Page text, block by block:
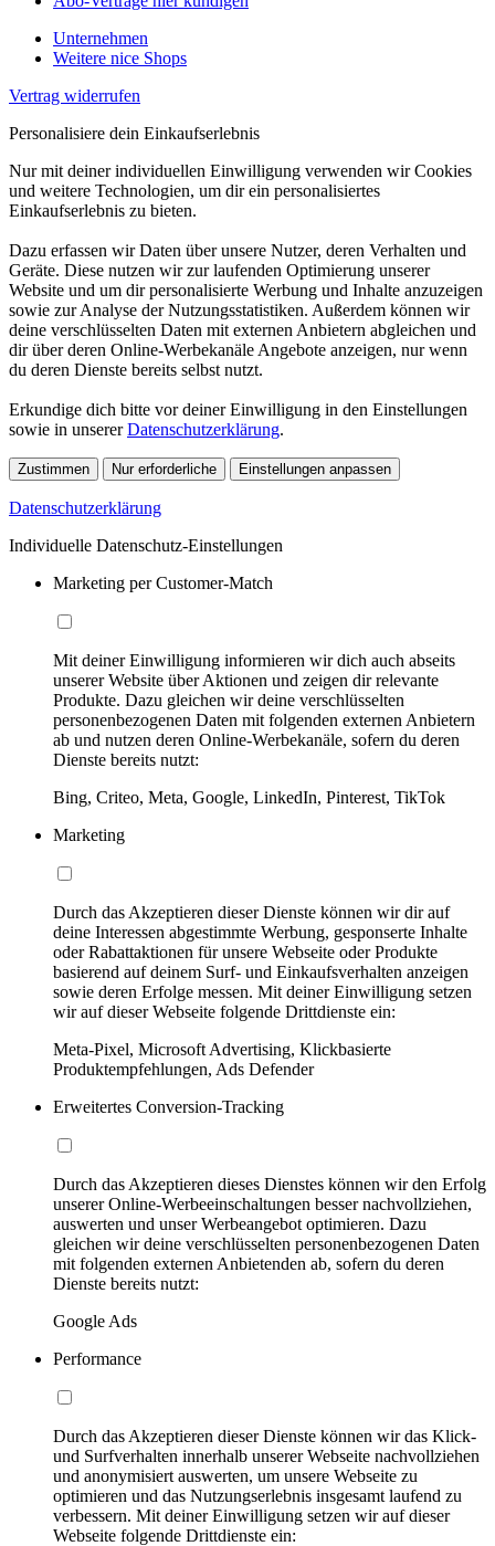
Unternehmen
Weitere nice Shops
Vertrag widerrufen
Personalisiere dein Einkaufserlebnis
Nur mit deiner individuellen Einwilligung verwenden wir Cookies
und weitere Technologien, um dir ein personalisiertes
Einkaufserlebnis zu bieten.
Dazu erfassen wir Daten über unsere Nutzer, deren Verhalten und
Geräte. Diese nutzen wir zur laufenden Optimierung unserer
Website und um dir personalisierte Werbung und Inhalte anzuzeigen
sowie zur Analyse der Nutzungsstatistiken. Außerdem können wir
deine verschlüsselten Daten mit externen Anbietern abgleichen und
dir über deren Online-Werbekanäle Angebote anzeigen, nur wenn
du deren Dienste bereits selbst nutzt.
Erkundige dich bitte vor deiner Einwilligung in den Einstellungen
sowie in unsererDatenschutzerklärung.
Zustimmen Nur erforderliche Einstellungen anpassen
Datenschutzerklärung
Individuelle Datenschutz-Einstellungen
Marketing per Customer-Match
Mit deiner Einwilligung informieren wir dich auch abseits
unserer Website über Aktionen und zeigen dir relevante
Produkte. Dazu gleichen wir deine verschlüsselten
personenbezogenen Daten mit folgenden externen Anbietern
ab und nutzen deren Online-Werbekanäle, sofern du deren
Dienste bereits nutzt:
Bing, Criteo, Meta, Google, LinkedIn, Pinterest, TikTok
Marketing
Durch das Akzeptieren dieser Dienste können wir dir auf
deine Interessen abgestimmte Werbung, gesponserte Inhalte
oder Rabattaktionen für unsere Webseite oder Produkte
basierend auf deinem Surf- und Einkaufsverhalten anzeigen
sowie deren Erfolge messen. Mit deiner Einwilligung setzen
wir auf dieser Webseite folgende Drittdienste ein:
Meta-Pixel, Microsoft Advertising, Klickbasierte
Produktempfehlungen, Ads Defender
Erweitertes Conversion-Tracking
Durch das Akzeptieren dieses Dienstes können wir den Erfolg
unserer Online-Werbeeinschaltungen besser nachvollziehen,
auswerten und unser Werbeangebot optimieren. Dazu
gleichen wir deine verschlüsselten personenbezogenen Daten
mit folgenden externen Anbietenden ab, sofern du deren
Dienste bereits nutzt:
Google Ads
Performance
Durch das Akzeptieren dieser Dienste können wir das Klick-
und Surfverhalten innerhalb unserer Webseite nachvollziehen
und anonymisiert auswerten, um unsere Webseite zu
optimieren und das Nutzungserlebnis insgesamt laufend zu
verbessern. Mit deiner Einwilligung setzen wir auf dieser
Webseite folgende Drittdienste ein: